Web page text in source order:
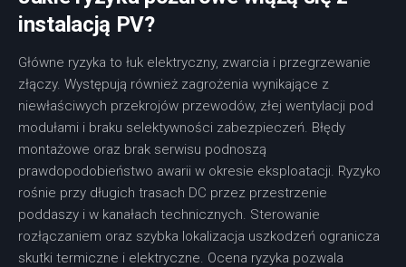
instalacją PV?
Główne ryzyka to łuk elektryczny, zwarcia i przegrzewanie
złączy. Występują również zagrożenia wynikające z
niewłaściwych przekrojów przewodów, złej wentylacji pod
modułami i braku selektywności zabezpieczeń. Błędy
montażowe oraz brak serwisu podnoszą
prawdopodobieństwo awarii w okresie eksploatacji. Ryzyko
rośnie przy długich trasach DC przez przestrzenie
poddaszy i w kanałach technicznych. Sterowanie
rozłączaniem oraz szybka lokalizacja uszkodzeń ogranicza
skutki termiczne i elektryczne. Ocena ryzyka pozwala